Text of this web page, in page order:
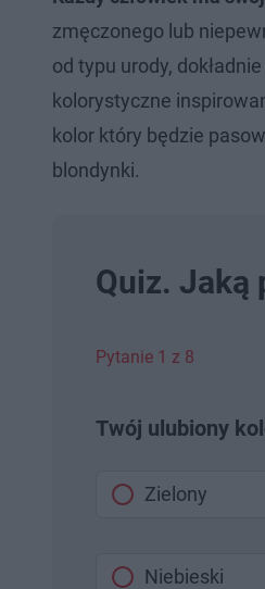
zmęczonego lub
od typu urody,
kolorystyczne
kolor który będzie
blondynki.
Quiz. Jaką
Pytanie 1 z 8
Twój ulubiony
Zielony
Niebieski